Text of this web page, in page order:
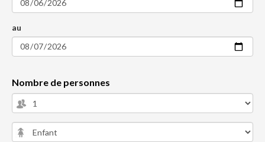
au
Nombre de personnes